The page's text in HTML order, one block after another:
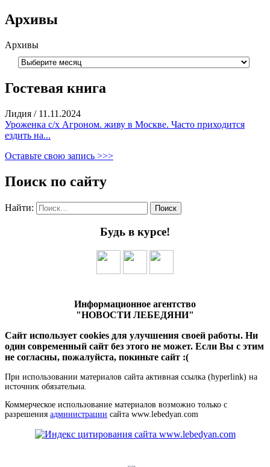
Архивы
Архивы
Гостевая книга
Лидия / 11.11.2024
Уроженка с/х Агроном. живу в Москве. Часто приходится
ездить на...
Оставьте свою запись >>>
Поиск по сайту
Найти:
Будь в курсе!
Информационное агентство
"НОВОСТИ ЛЕБЕДЯНИ"
Сайт использует cookies для улучшения своей работы. Ни
один современный сайт без этого не может. Если Вы с этим
не согласны, пожалуйста, покиньте сайт :(
При использовании материалов сайта активная ссылка (hyperlink) на
источник обязательна.
Коммерческое использование материалов возможно только с
разрешения администрации сайта www.lebedyan.com